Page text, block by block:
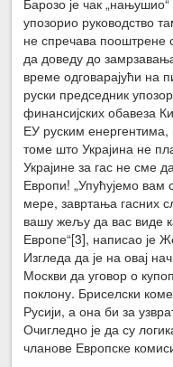
упозорио руководство
не спречава пооштрене
да доведу до
време одговарајући на
руски председник
финансијских обавеза
ЕУ руским
томе што Украјина не
Украјине за гас не сме
Европи! „Упућујемо вам
мере, завртања гасних
вашу жељу да вас виде
Европе“[3], написао је
Изгледа да је на овај
Москви да уговор о
поклону. Бриселски
Русији, а она би за
Очигледно је да су
чланове Европске